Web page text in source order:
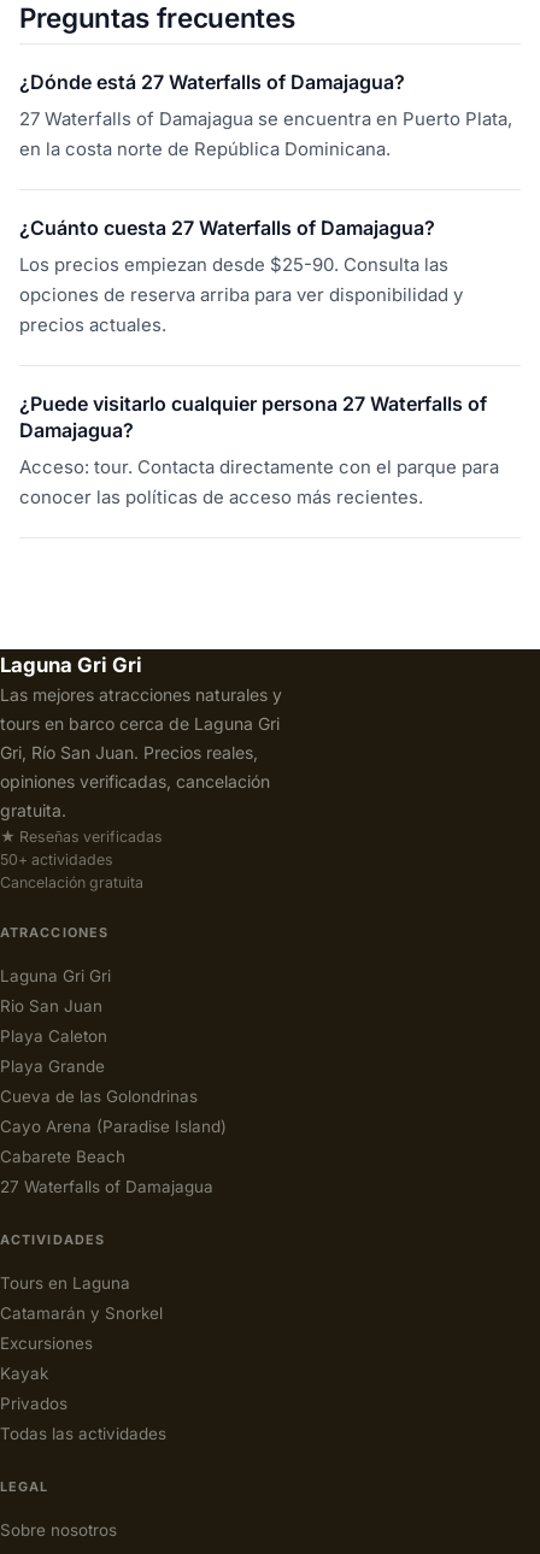
Preguntas frecuentes
¿Dónde está 27 Waterfalls of Damajagua?
27 Waterfalls of Damajagua se encuentra en Puerto Plata,
en la costa norte de República Dominicana.
¿Cuánto cuesta 27 Waterfalls of Damajagua?
Los precios empiezan desde $25-90. Consulta las
opciones de reserva arriba para ver disponibilidad y
precios actuales.
¿Puede visitarlo cualquier persona 27 Waterfalls of
Damajagua?
Acceso: tour. Contacta directamente con el parque para
conocer las políticas de acceso más recientes.
Laguna Gri Gri
Las mejores atracciones naturales y
tours en barco cerca de Laguna Gri
Gri, Río San Juan. Precios reales,
opiniones verificadas, cancelación
gratuita.
★ Reseñas verificadas
50+ actividades
Cancelación gratuita
ATRACCIONES
Laguna Gri Gri
Rio San Juan
Playa Caleton
Playa Grande
Cueva de las Golondrinas
Cayo Arena (Paradise Island)
Cabarete Beach
27 Waterfalls of Damajagua
ACTIVIDADES
Tours en Laguna
Catamarán y Snorkel
Excursiones
Kayak
Privados
Todas las actividades
LEGAL
Sobre nosotros